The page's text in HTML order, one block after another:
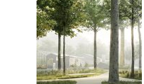
Universitarilor